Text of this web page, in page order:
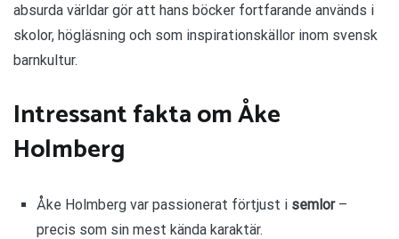
absurda världar gör att hans böcker fortfarande används i
skolor, högläsning och som inspirationskällor inom svensk
barnkultur.
Intressant fakta om Åke
Holmberg
Åke Holmberg var passionerat förtjust i semlor–
precis som sin mest kända karaktär.